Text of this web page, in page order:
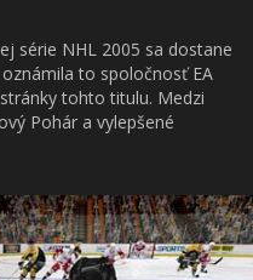
série NHL 2005 sa dostane
to spoločnosť EA
tohto titulu. Medzi
Pohár a vylepšené